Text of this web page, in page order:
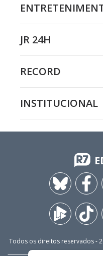
JR 24H
RECORD
INSTITUCIONAL
Todos os direitos reservados -